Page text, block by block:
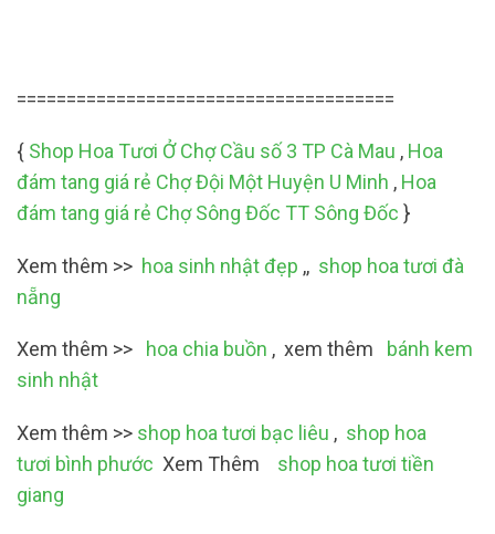
======================================
{ Shop Hoa Tươi Ở Chợ Cầu số 3 TP Cà Mau , Hoa
đám tang giá rẻ Chợ Đội Một Huyện U Minh , Hoa
đám tang giá rẻ Chợ Sông Đốc TT Sông Đốc }
Xem thêm >> hoa sinh nhật đẹp ,, shop hoa tươi đà
nẵng
Xem thêm >> hoa chia buồn , xem thêm bánh kem
sinh nhật
Xem thêm >> shop hoa tươi bạc liêu , shop hoa
tươi bình phước Xem Thêm shop hoa tươi tiền
giang